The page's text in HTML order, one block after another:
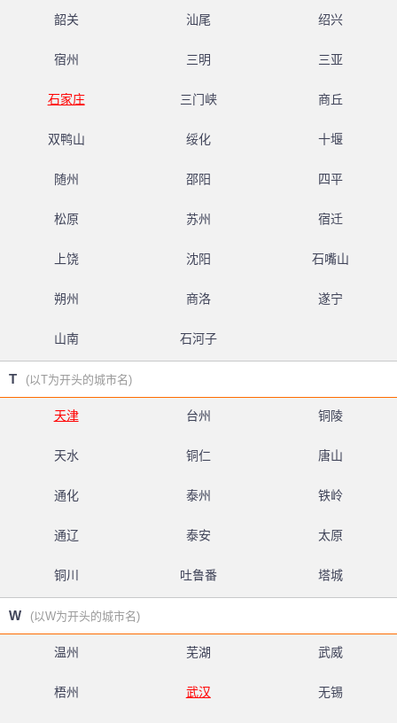
韶关 汕尾 绍兴
宿州 三明 三亚
石家庄 三门峡 商丘
双鸭山 绥化 十堰
随州 邵阳 四平
松原 苏州 宿迁
上饶 沈阳 石嘴山
朔州 商洛 遂宁
山南 石河子
T (以T为开头的城市名)
天津 台州 铜陵
天水 铜仁 唐山
通化 泰州 铁岭
通辽 泰安 太原
铜川 吐鲁番 塔城
W (以W为开头的城市名)
温州 芜湖 武威
梧州 武汉 无锡